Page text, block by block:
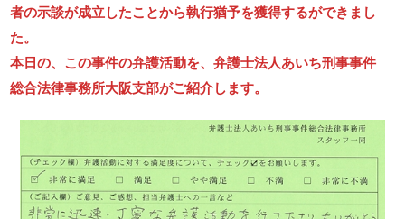
者の示談が成立したことから執行猶予を獲得するができまし
た。
本日の、この事件の弁護活動を、弁護士法人あいち刑事事件
総合法律事務所大阪支部がご紹介します。